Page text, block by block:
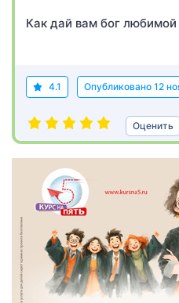
Как дай вам бог
4.1 Опубликовано 12
Оценить